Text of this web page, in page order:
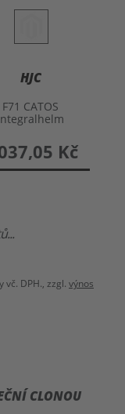
HJC
F71 CATOS
Kč
vč. DPH., zzgl. výnos
CLONOU